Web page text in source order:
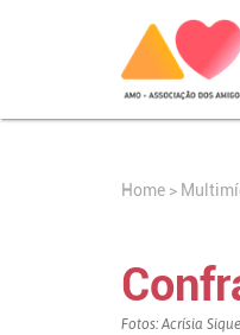
Home >
Fotos: Acrísia